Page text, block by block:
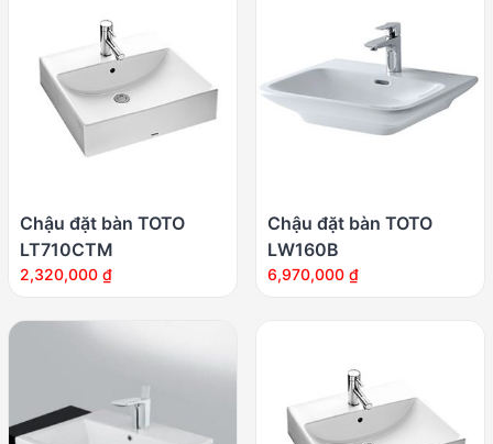
Chậu đặt bàn TOTO
LT710CTM
2,320,000 ₫
Chậu đặt bàn TOTO
LW160B
6,970,000 ₫